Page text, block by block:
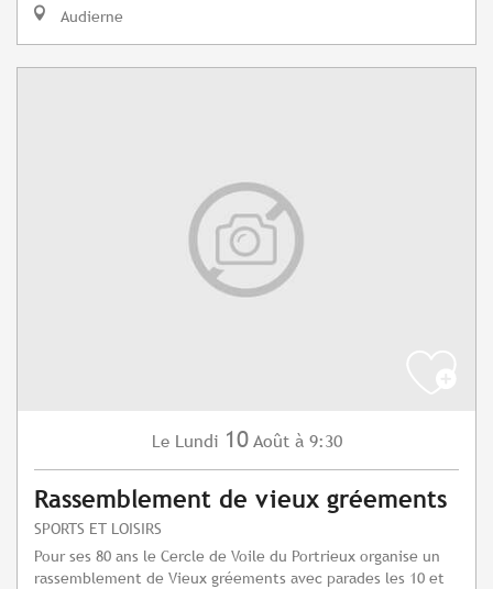
Audierne
Le Lundi 10 Août à 9:30
Rassemblement de vieux gréements
SPORTS ET LOISIRS
Pour ses 80 ans le Cercle de Voile du Portrieux organise un
rassemblement de Vieux gréements avec parades les 10 et